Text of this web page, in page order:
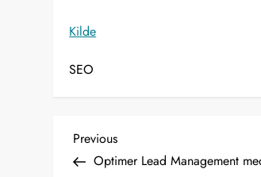
Kilde
SEO
I
Previous
Post
Previous
Optimer Lead Management